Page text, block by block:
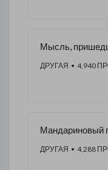
Мысль,
ДРУГАЯ • 4,940
Мандариновый
ДРУГАЯ • 4,288